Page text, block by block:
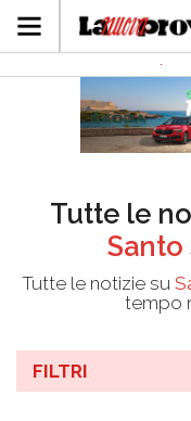
Tutte le
Tutte le notizie su
tempo
FILTRI